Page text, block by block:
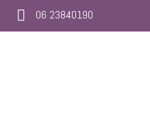
06 23840190